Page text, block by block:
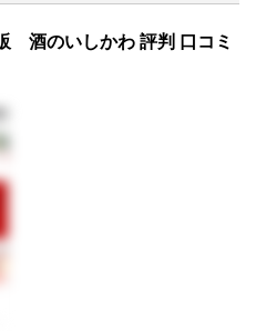
酒のいしかわ 評判 口コミ